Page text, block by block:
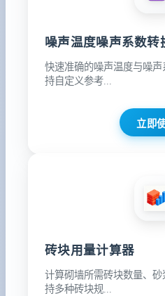
噪声温度噪声系数转
快速准确的噪声温度与噪
持自定义参考...
立即
砖块用量计算器
计算砌墙所需砖块数量、
持多种砖块规...